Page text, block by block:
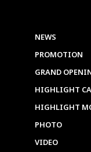
NEWS
PROMOTION
GRAND
HIGHLIGHT
HIGHLIGHT
PHOTO
VIDEO